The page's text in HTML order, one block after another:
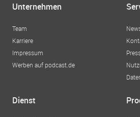
Unternehmen
Team
Karriere
Impressum
Werben auf podcast.de
Dienst